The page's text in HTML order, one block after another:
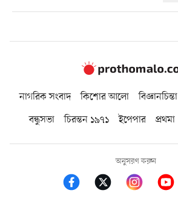
নাগরিক সংবাদ কিশোর আলো বিজ্ঞানচিন্তা
বন্ধুসভা
চিরন্তন ১৯৭১ ইপেপার প্রথমা
অনুসরণ করুন